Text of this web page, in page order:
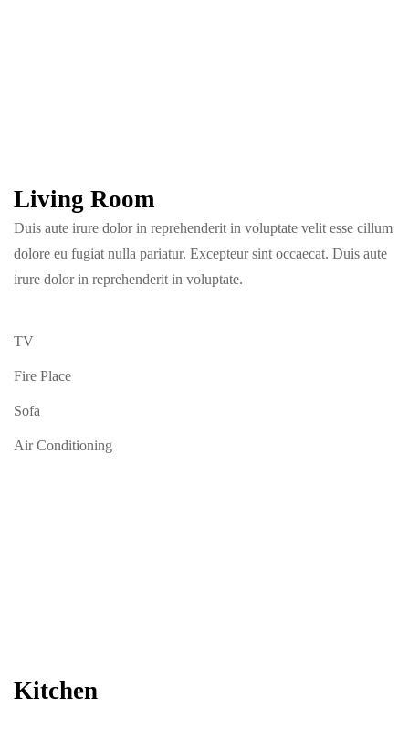
Living Room
Duis aute irure dolor in reprehenderit in voluptate velit esse cillum
dolore eu fugiat nulla pariatur. Excepteur sint occaecat. Duis aute
irure dolor in reprehenderit in voluptate.
TV
Fire Place
Sofa
Air Conditioning
Kitchen